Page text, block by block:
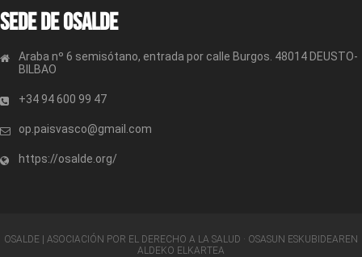
Sede de OSALDE
Araba nº 6 semisótano, entrada por calle Burgos. 48014 DEUSTO-
BILBAO
+34 94 600 99 47
op.paisvasco@gmail.com
https://osalde.org/
OSALDE | ASOCIACIÓN POR EL DERECHO A LA SALUD · OSASUN ESKUBIDEAREN
ALDEKO ELKARTEA